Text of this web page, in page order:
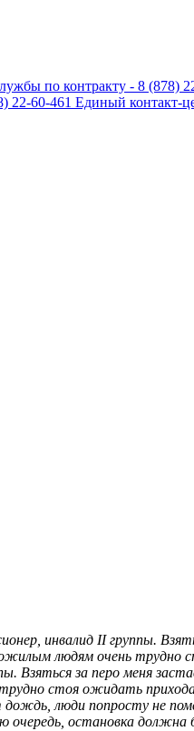
по контракту - 8 (878)
22-60-461 Единый контакт-
инвалид II группы.
людям очень трудно
Взяться за перо меня
стоя ожидать прихода
люди попросту не
остановка должна